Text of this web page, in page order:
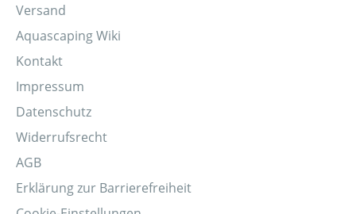
Versand
Aquascaping Wiki
Kontakt
Impressum
Datenschutz
Widerrufsrecht
AGB
Erklärung zur Barrierefreiheit